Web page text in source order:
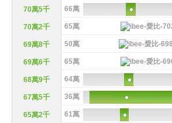
70萬5千 66萬
70萬2千 65萬
69萬8千 50萬
69萬6千 65萬
68萬9千 64萬
67萬5千 36萬
65萬2千 61萬